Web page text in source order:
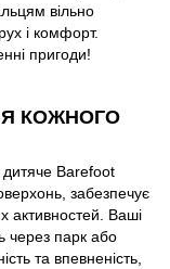
вільно
і комфорт.
пригоди!
КОЖНОГО
Barefoot
забезпечує
активностей. Ваші
через парк або
та впевненість,